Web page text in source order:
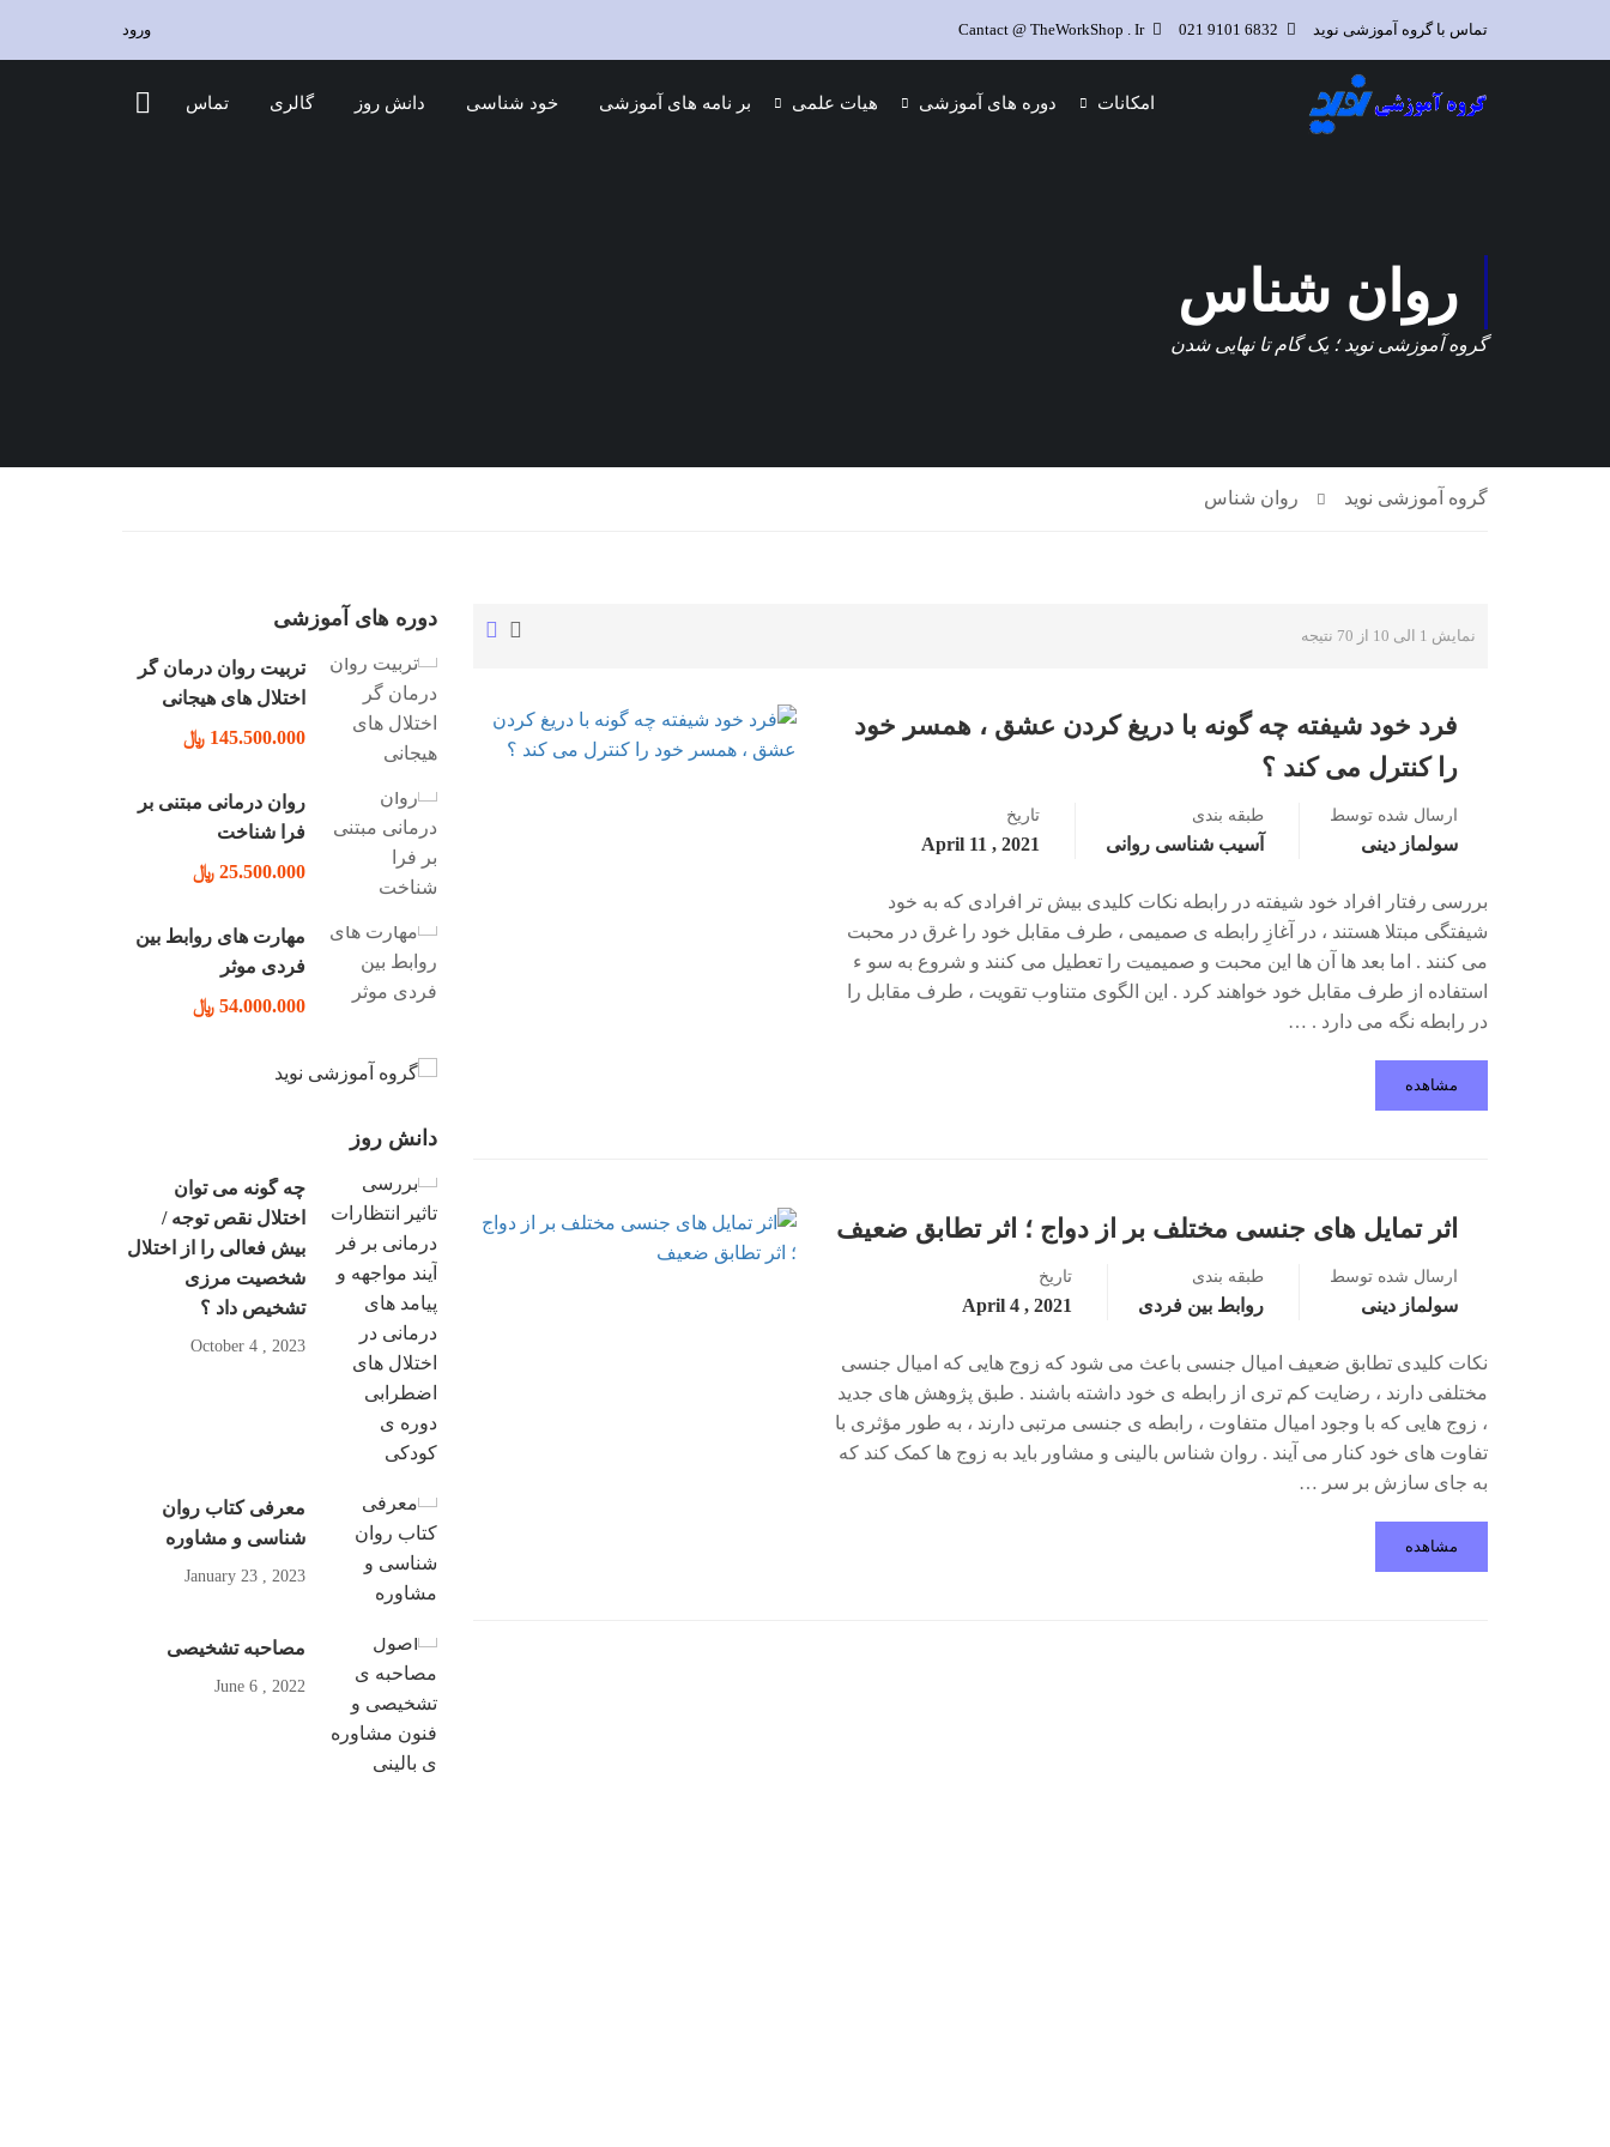
تماس با گروه آموزشی نوید 6832 9101 021
Cantact @ TheWorkShop . Ir ورود
امکانات دوره های آموزشی هیات علمی بر نامه های آموزشی خود شناسی دانش روز گالری تماس
روان شناس
گروه آموزشی نوید ؛ یک گام تا نهایی شدن
گروه آموزشی نوید روان شناس
نمایش 1 الی 10 از 70 نتیجه
فرد خود شیفته چه گونه با دریغ کردن عشق ، همسر خود
را کنترل می کند ؟
ارسال شده توسط
سولماز دینی
طبقه بندی
آسیب شناسی روانی
تاریخ
2021 , April 11
بررسی رفتار افراد خود شیفته در رابطه نکات کلیدی بیش تر افرادی که به خود
شیفتگی مبتلا هستند ، در آغازِ رابطه ی صمیمی ، طرف مقابل خود را غرق در محبت
می کنند . اما بعد ها آن ها این محبت و صمیمیت را تعطیل می کنند و شروع به سو ء
استفاده از طرف مقابل خود خواهند کرد . این الگوی متناوب تقویت ، طرف مقابل را
در رابطه نگه می دارد . …
مشاهده
اثر تمایل های جنسی مختلف بر از دواج ؛ اثر تطابق ضعیف
ارسال شده توسط
سولماز دینی
طبقه بندی
روابط بین فردی
تاریخ
2021 , April 4
نکات کلیدی تطابق ضعیف امیال جنسی باعث می شود که زوج هایی که امیال جنسی
مختلفی دارند ، رضایت کم تری از رابطه­ ی خود داشته باشند . طبق پژوهش ­های جدید
، زوج هایی که با وجود امیال متفاوت ، رابطه ی جنسی مرتبی دارند ، به طور مؤثری با
تفاوت های خود کنار می آیند . روان شناس بالینی و مشاور باید به زوج ها کمک کند که
به جای سازش بر سر …
مشاهده
دوره های آموزشی
تربیت روان درمان گر
اختلال های هیجانی
145.500.000 ﷼
روان درمانی مبتنی بر
فرا شناخت
25.500.000 ﷼
مهارت های روابط بین
فردی موثر
54.000.000 ﷼
دانش روز
چه گونه می توان
اختلال نقص توجه /
بیش فعالی را از اختلال
شخصیت مرزی
تشخیص داد ؟
2023 , October 4
معرفی کتاب روان
شناسی و مشاوره
2023 , January 23
مصاحبه تشخیصی
2022 , June 6